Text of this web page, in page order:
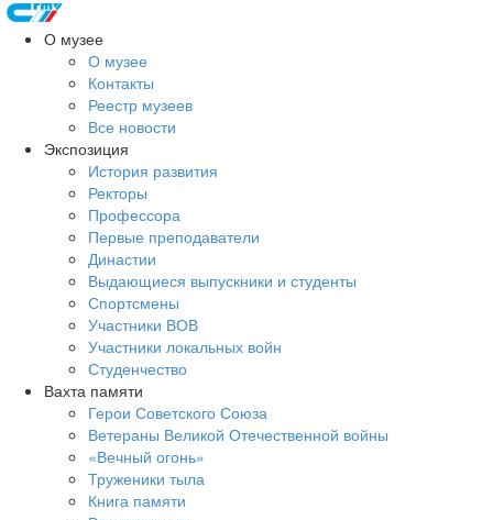
О музее
О музее
Контакты
Реестр музеев
Все новости
Экспозиция
История развития
Ректоры
Профессора
Первые преподаватели
Династии
Выдающиеся выпускники и студенты
Спортсмены
Участники ВОВ
Участники локальных войн
Студенчество
Вахта памяти
Герои Советского Союза
Ветераны Великой Отечественной войны
«Вечный огонь»
Труженики тыла
Книга памяти